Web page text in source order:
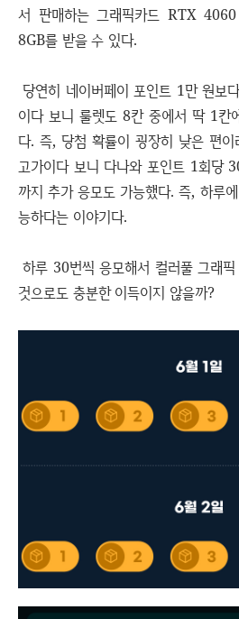
서 판매하는 그래픽카드 RTX
8GB를 받을 수 있다.
당연히 네이버페이 포인트 1만 원보
이다 보니 룰렛도 8칸 중에서 딱 1칸
다. 즉, 당첨 확률이 굉장히 낮은 편
고가이다 보니 다나와 포인트 1회당
까지 추가 응모도 가능했다. 즉, 하루
능하다는 이야기다.
하루 30번씩 응모해서 컬러풀 그래
것으로도 충분한 이득이지 않을까?